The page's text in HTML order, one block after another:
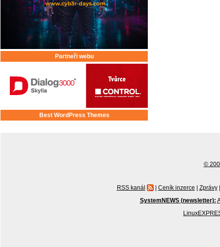
Partneři webu
Best WordPress Themes
©
RSS kanál | Ceník inzerce | Zprávy |
SystemNEWS (newsletter):